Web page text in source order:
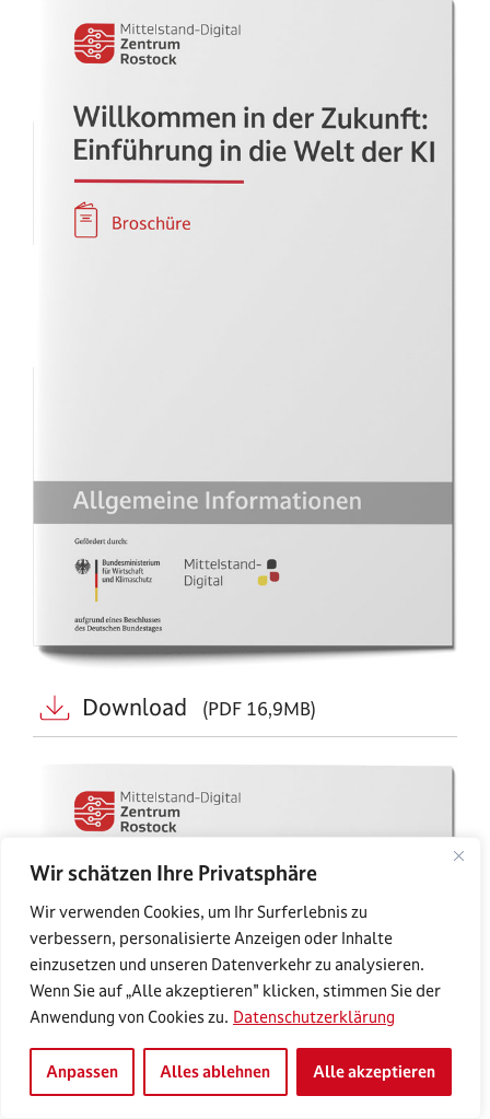
Wir schätzen Ihre Privatsphäre
Wir verwenden Cookies, um Ihr Surferlebnis zu
verbessern, personalisierte Anzeigen oder Inhalte
einzusetzen und unseren Datenverkehr zu analysieren.
Wenn Sie auf „Alle akzeptieren" klicken, stimmen Sie der
Anwendung von Cookies zu. Datenschutzerklärung
Anpassen Alles ablehnen Alle akzeptieren
Download (PDF 16,9MB)